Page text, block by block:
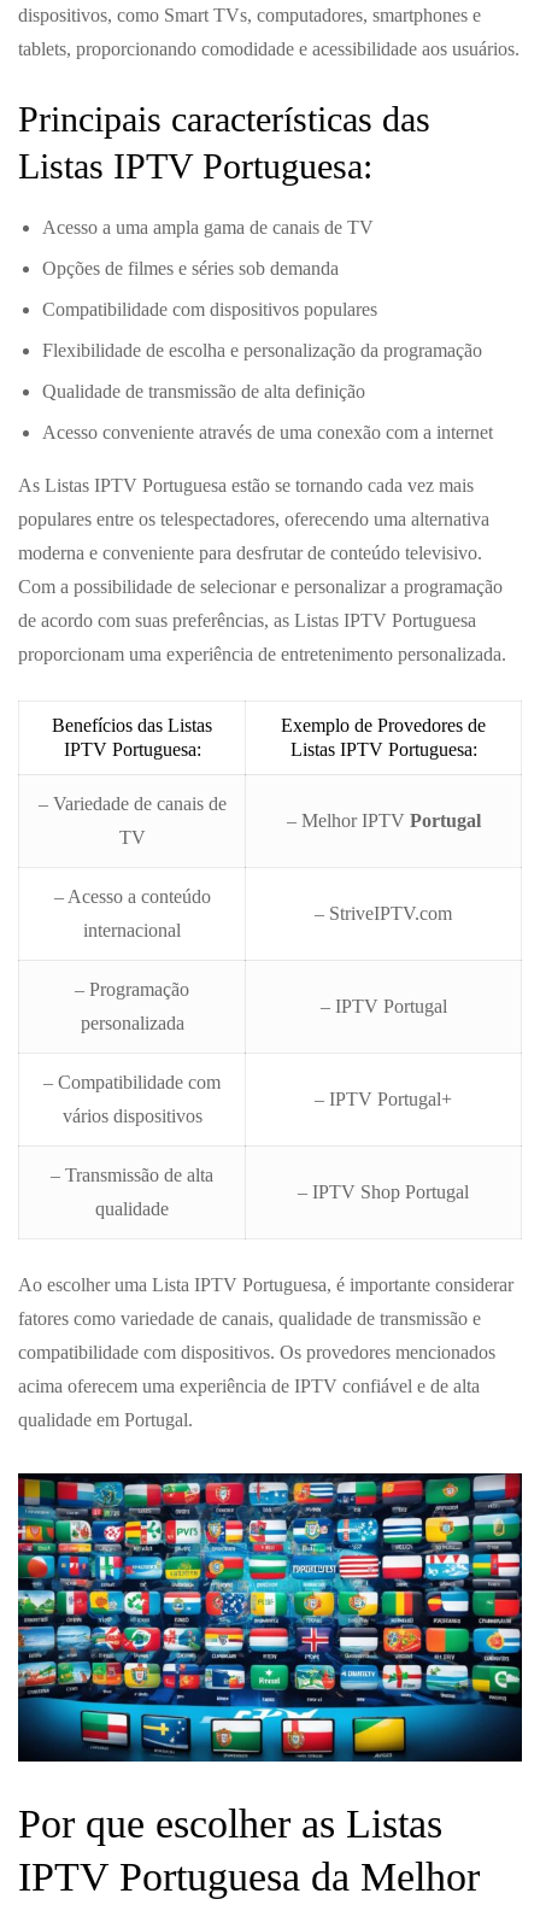
dispositivos, como Smart TVs, computadores, smartphones e
tablets, proporcionando comodidade e acessibilidade aos usuários.
Principais características das
Listas IPTV Portuguesa:
Acesso a uma ampla gama de canais de TV
Opções de filmes e séries sob demanda
Compatibilidade com dispositivos populares
Flexibilidade de escolha e personalização da programação
Qualidade de transmissão de alta definição
Acesso conveniente através de uma conexão com a internet
As Listas IPTV Portuguesa estão se tornando cada vez mais
populares entre os telespectadores, oferecendo uma alternativa
moderna e conveniente para desfrutar de conteúdo televisivo.
Com a possibilidade de selecionar e personalizar a programação
de acordo com suas preferências, as Listas IPTV Portuguesa
proporcionam uma experiência de entretenimento personalizada.
Benefícios das Listas
IPTV Portuguesa:
Exemplo de Provedores de
Listas IPTV Portuguesa:
– Variedade de canais de
TV
– Melhor IPTV Portugal
– Acesso a conteúdo
internacional
– StriveIPTV.com
– Programação
personalizada
– IPTV Portugal
– Compatibilidade com
vários dispositivos
– IPTV Portugal+
– Transmissão de alta
qualidade
– IPTV Shop Portugal
Ao escolher uma Lista IPTV Portuguesa, é importante considerar
fatores como variedade de canais, qualidade de transmissão e
compatibilidade com dispositivos. Os provedores mencionados
acima oferecem uma experiência de IPTV confiável e de alta
qualidade em Portugal.
Por que escolher as Listas
IPTV Portuguesa da Melhor